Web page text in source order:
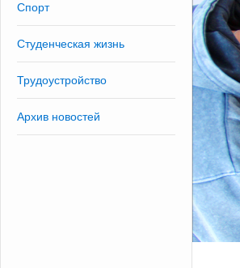
Спорт
Студенческая жизнь
Трудоустройство
Архив новостей